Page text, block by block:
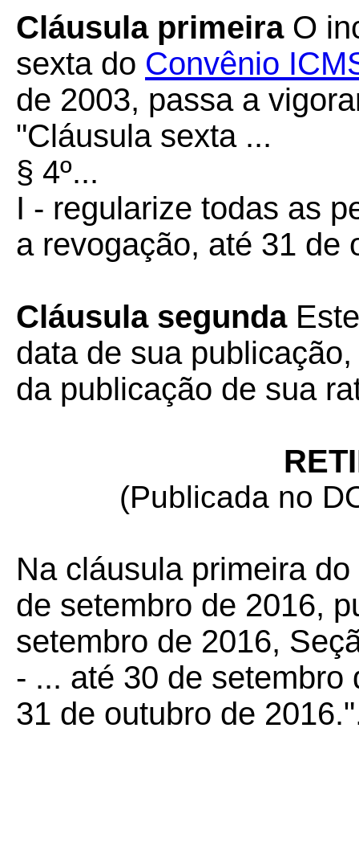
Cláusula primeiraO
sexta do Convênio
de 2003, passa a
"Cláusula sexta ...
§ 4º...
I - regularize todas as
a revogação, até 31 de
Cláusula segunda
data de sua
da publicação de sua
(Publicada no
Na cláusula primeira
de setembro de 2016,
setembro de 2016,
- ... até 30 de setembro
31 de outubro de